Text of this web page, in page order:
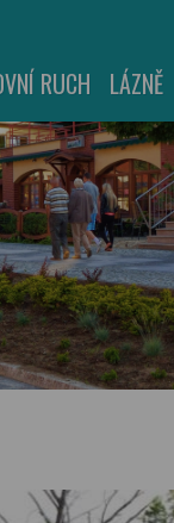
RUCH LÁZNĚ